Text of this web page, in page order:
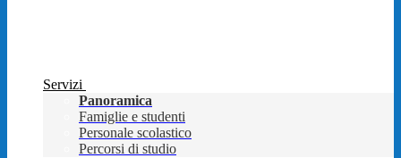
Servizi
Panoramica
Famiglie e studenti
Personale scolastico
Percorsi di studio